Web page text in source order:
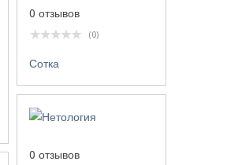
0 отзывов
(0)
Сотка
0 отзывов